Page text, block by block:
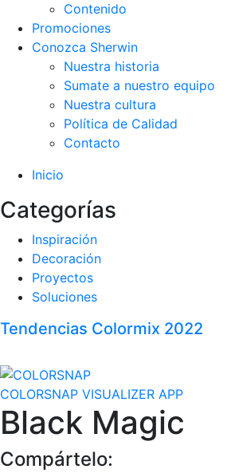
Contenido
Promociones
Conozca Sherwin
Nuestra historia
Sumate a nuestro equipo
Nuestra cultura
Política de Calidad
Contacto
Inicio
Categorías
Inspiración
Decoración
Proyectos
Soluciones
Tendencias Colormix 2022
COLORSNAP VISUALIZER APP
Black Magic
Compártelo: